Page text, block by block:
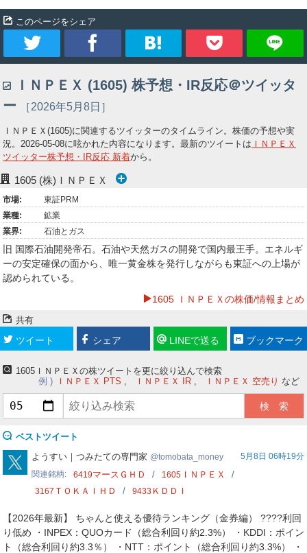
このページをシェア
イ
ー
ト
ェ
ア
ク
マ
ク
ＩＮＰＥＸ (1605) 株予想・IR反応＠ツイッタ
ー
［2026年5月8日］
ＩＮＰＥＸ(1605)に関連するツイッターのタイムライン。株価の予想や実
況。 2026-05-08に呟かれた内容になります。最新のツイートは ＩＮＰＥＸ
ツイッター株予想・IR反応 新着から。
1605 (株)ＩＮＰＥＸ
市場:
東証PRM
業種:
鉱業
業界:
石油とガス
旧 国際石油開発帝石。石油や天然ガスの開発で国内最王手。エネルギ
ーの安定確保の面から、唯一黄金株を発行しながらも東証への上場が
認められている。
1605 ＩＮＰＥＸの株価/情報まとめ
共有
ツイート シェア LINEで送る ブックマーク
1605ＩＮＰＥＸの株ツイートを更に絞り込んで検索
例
ＩＮＰＥＸ PTS ＩＮＰＥＸ IR ＩＮＰＥＸ 空売り など
ベストツイート
tomobata_money
ようすい｜つみたての専門家 tomobata_money
5月8日 06時19分
関連銘柄
6419マースＧＨＤ 1605 ＩＮＰＥＸ
3167 ＴＯＫＡＩＨＤ 9433 ＫＤＤＩ
【2026年最新】 ちゃんと使える優待ランキング（金券編） ????利回
り低め ・INPEX：QUOカード（総合利回り約2.3%） ・KDDI：ポイン
ト（総合利回り約3.3％） ・NTT：ポイント（総合利回り約3.3%） ・